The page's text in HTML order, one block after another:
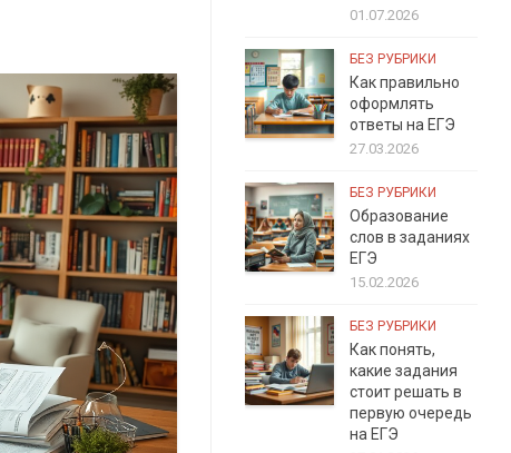
01.07.2026
БЕЗ РУБРИКИ
Как правильно
оформлять
ответы на ЕГЭ
27.03.2026
БЕЗ РУБРИКИ
Образование
слов в заданиях
ЕГЭ
15.02.2026
БЕЗ РУБРИКИ
Как понять,
какие задания
стоит решать в
первую очередь
на ЕГЭ